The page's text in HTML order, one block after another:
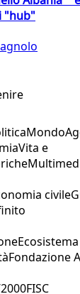
"hub"
Mondo
Vita e
civile
Ecosistema
Fondazione
FISC